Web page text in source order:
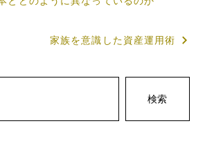
家族を意識した資産運用術
検索